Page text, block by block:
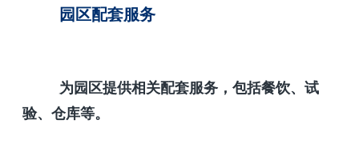
园区配套服务
为园区提供相关配套服务，包括餐饮、试
验、仓库等。